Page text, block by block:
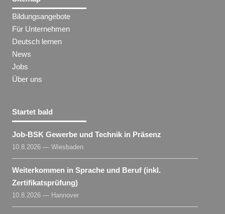
Bildungsangebote
Für Unternehmen
Deutsch lernen
News
Jobs
Über uns
Startet bald
Job-BSK Gewerbe und Technik in Präsenz
10.8.2026 — Wiesbaden
Weiterkommen in Sprache und Beruf (inkl.
Zertifikatsprüfung)
10.8.2026 — Hannover